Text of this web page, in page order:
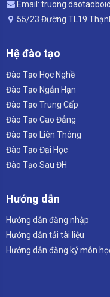
Email:
55/23 Đường TL19
Hệ đào tạo
Đào Tạo Học Nghề
Đào Tạo Ngắn Hạn
Đào Tạo Trung Cấp
Đào Tạo Cao Đẳng
Đào Tạo Liên Thông
Đào Tạo Đại Học
Đào Tạo Sau ĐH
Hướng dẫn
Hướng dẫn đăng nhập
Hướng dẫn tải tài liệu
Hướng dẫn đăng ký môn